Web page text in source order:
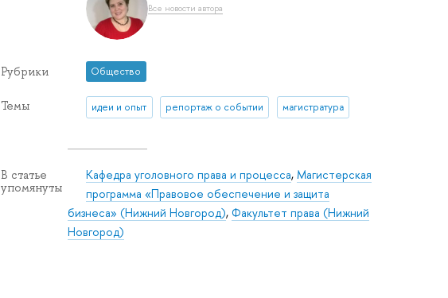
Все новости автора
Рубрики Общество
Темы идеи и опыт репортаж о событии магистратура
В статье
упомянуты
Кафедра уголовного права и процесса,Магистерская
программа «Правовое обеспечение и защита
бизнеса» (Нижний Новгород),Факультет права (Нижний
Новгород)